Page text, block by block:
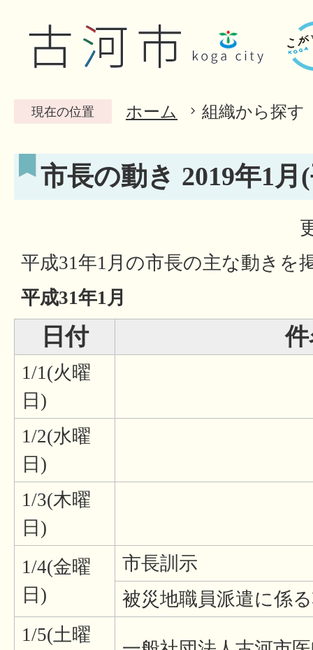
現在の位置 ホーム 組織から探す
市長の動き 2019年1月
平成31年1月の市長の主な動きを
平成31年1月
日付
1/1(火曜
日)
1/2(水曜
日)
1/3(木曜
日)
1/4(金曜
日)
市長訓示
被災地職員派遣に係
1/5(土曜